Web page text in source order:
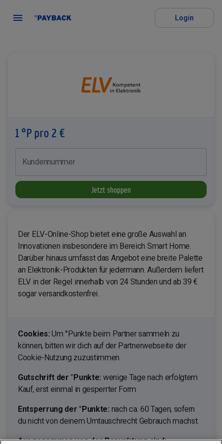
Login
Der ELV-Online-Shop bietet eine große Auswahl an
Innovationen insbesondere im Bereich Smart Home.
Darüber hinaus umfasst das Angebot eine breite Palette
an Elektronik-Produkten für jedermann. Außerdem liefert
ELV in der Regel innerhalb von 24 Stunden und ab 39 €
sogar versandkostenfrei.
Cookies:Um °Punkte beim Partner sammeln zu
können, bitten wir dich auf der Partnerwebseite der
Cookie-Nutzung zuzustimmen.
Gutschrift der °Punkte: wenige Tage nach erfolgtem
Kauf, erst einmal in gesperrter Form
Entsperrung der °Punkte: nach ca. 60 Tagen, sofern
du nicht von deinem Umtauschrecht Gebrauch machst.
Ausgenommen von der Bepunktung sind:
1 °P pro 2 €
Kundennummer
Jetzt shoppen